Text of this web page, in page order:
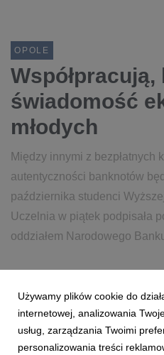
OPOLE
świadomość
młodych
Między innymi z bezpłatnych
autentyczności banknotów
października studenci
Uczelnia w piątek podpisała
oddziałem Narodowego
WSB OPOLE NBP
WYŻSZA SZKOŁA
Używamy plików cookie do
internetowej, analizowania
usług, zarządzania Twoimi
personalizowania treści